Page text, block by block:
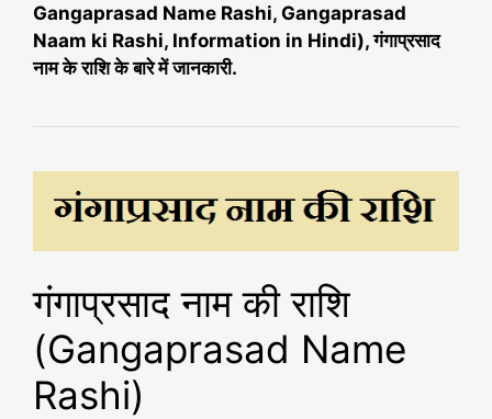
Gangaprasad Name Rashi, Gangaprasad
Naam ki Rashi, Information in Hindi), गंगाप्रसाद
नाम के राशि के बारे में जानकारी.
गंगाप्रसाद नाम की राशि
(Gangaprasad Name
Rashi)